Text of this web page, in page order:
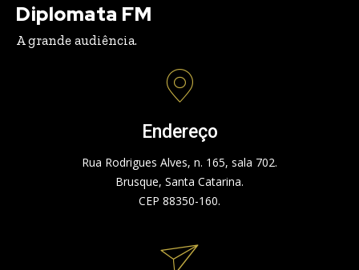
Diplomata FM
A grande audiência.
Endereço
Rua Rodrigues Alves, n. 165, sala 702.
Brusque, Santa Catarina.
CEP 88350-160.